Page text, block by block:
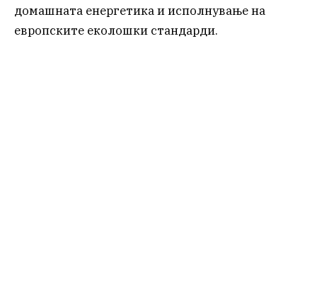
домашната енергетика и исполнување на
европските еколошки стандарди.